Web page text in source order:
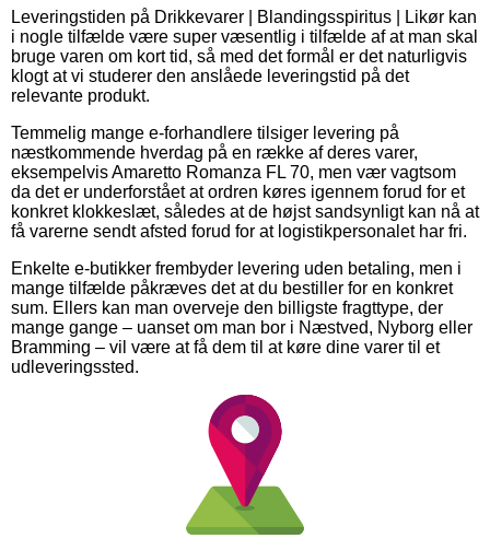
Leveringstiden på Drikkevarer | Blandingsspiritus | Likør kan
i nogle tilfælde være super væsentlig i tilfælde af at man skal
bruge varen om kort tid, så med det formål er det naturligvis
klogt at vi studerer den anslåede leveringstid på det
relevante produkt.
Temmelig mange e-forhandlere tilsiger levering på
næstkommende hverdag på en række af deres varer,
eksempelvis Amaretto Romanza FL 70, men vær vagtsom
da det er underforstået at ordren køres igennem forud for et
konkret klokkeslæt, således at de højst sandsynligt kan nå at
få varerne sendt afsted forud for at logistikpersonalet har fri.
Enkelte e-butikker frembyder levering uden betaling, men i
mange tilfælde påkræves det at du bestiller for en konkret
sum. Ellers kan man overveje den billigste fragttype, der
mange gange – uanset om man bor i Næstved, Nyborg eller
Bramming – vil være at få dem til at køre dine varer til et
udleveringssted.